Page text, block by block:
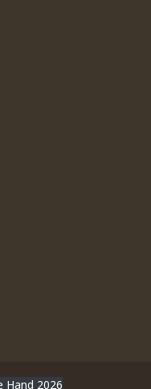
Hand 2026